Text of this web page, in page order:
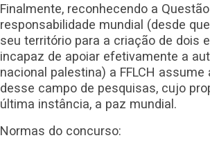
Finalmente, reconhecendo a
responsabilidade mundial (desde
seu território para a criação de dois
incapaz de apoiar efetivamente a
nacional palestina) a FFLCH
desse campo de pesquisas, cujo
última instância, a paz mundial.
Normas do concurso: